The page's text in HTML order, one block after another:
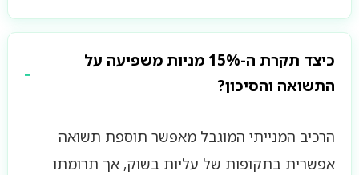
כיצד תקרת ה-15% מניות משפיעה על
התשואה והסיכון?
הרכיב המנייתי המוגבל מאפשר תוספת תשואה
אפשרית בתקופות של עליות בשוק, אך תרומתו